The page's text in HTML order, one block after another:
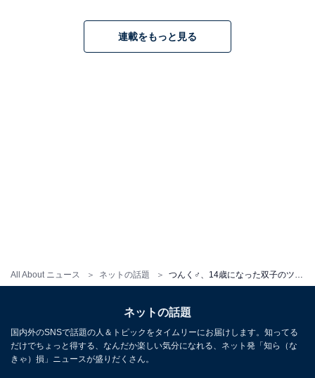
All About ニュース ネットの話題
連載をもっと見る
ネットの話題
国内外のSNSで話題の人＆トピックをタイムリーにお届けします。知ってる
だけでちょっと得する、なんだか楽しい気分になれる、ネット発「知ら（な
きゃ）損」ニュースが盛りだくさん。